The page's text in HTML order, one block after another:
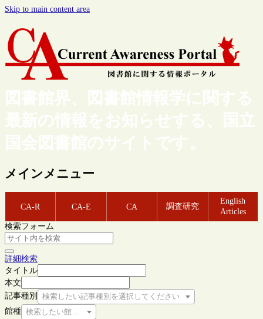
Skip to main content area
図書館界、図書館情報学に関する
最新の情報をお知らせする、国立
国会図書館のサイトです。
メインメニュー
CA-R CA-E CA 調査研究
English
Articles
検索フォーム
詳細検索
タイトル
本文
記事種別
検索したい記事種別を選択してください
館種 検索したい館種を選択してください